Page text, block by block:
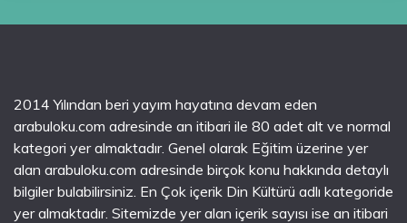
2014 Yılından beri yayım hayatına devam eden
arabuloku.com adresinde an itibari ile 80 adet alt ve normal
kategori yer almaktadır. Genel olarak Eğitim üzerine yer
alan arabuloku.com adresinde birçok konu hakkında detaylı
bilgiler bulabilirsiniz. En Çok içerik Din Kültürü adlı kategoride
yer almaktadır. Sitemizde yer alan içerik sayısı ise an itibari